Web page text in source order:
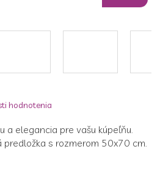
hodnotenia
a elegancia pre vašu kúpeľňu.
s rozmerom 50x70 cm.